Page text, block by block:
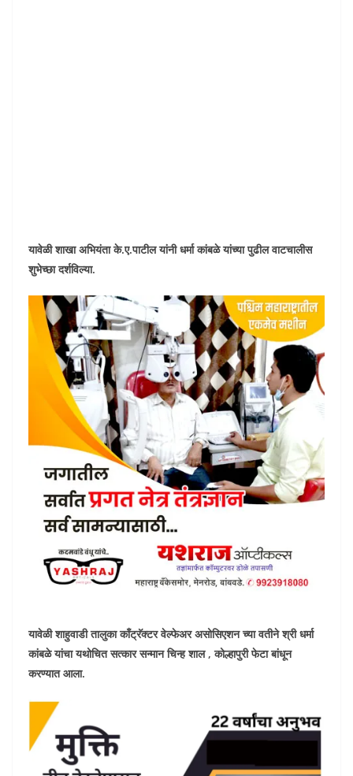
यावेळी शाखा अभियंता के.ए.पाटील यांनी धर्मा कांबळे यांच्या पुढील वाटचालीस
शुभेच्छा दर्शविल्या.
यावेळी शाहुवाडी तालुका काँट्रॅक्टर वेल्फेअर असोसिएशन च्या वतीने श्री धर्मा
कांबळे यांचा यथोचित सत्कार सन्मान चिन्ह शाल , कोल्हापुरी फेटा बांधून
करण्यात आला.